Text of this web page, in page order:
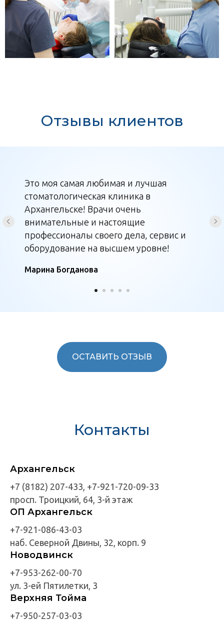
Отзывы клиентов
Это моя самая любимая и лучшая
стоматологическая клиника в
Архангельске! Врачи очень
внимательные и настоящие
профессионалы своего дела, сервис и
оборудование на высшем уровне!
Марина Богданова
ОСТАВИТЬ ОТЗЫВ
Контакты
Архангельск
+7 (8182) 207-433, +7-921-720-09-33
просп. Троицкий, 64, 3-й этаж
ОП Архангельск
+7-921-086-43-03
наб. Северной Двины, 32, корп. 9
Новодвинск
+7-953-262-00-70
ул. 3-ей Пятилетки, 3
Верхняя Тойма
+7-950-257-03-03